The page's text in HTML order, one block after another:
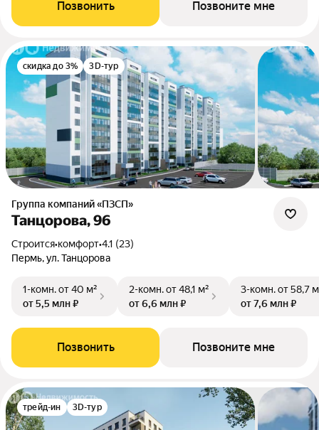
Позвонить Позвоните мне
скидка до 3% 3D-тур
Группа компаний «ПЗСП»
Танцорова, 96
Строится•комфорт•4.1 (23)
Пермь, ул. Танцорова
1-комн.от 40 м²
от 5,5 млн ₽
2-комн.от 48,1 м²
от 6,6 млн ₽
3-комн.от 58,7
от 7,6 млн ₽
Позвонить Позвоните мне
трейд-ин 3D-тур